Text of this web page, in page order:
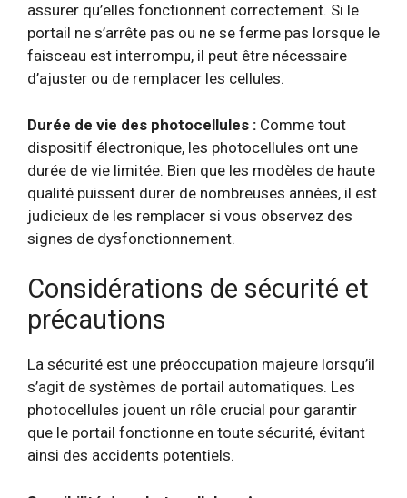
assurer qu’elles fonctionnent correctement. Si le
portail ne s’arrête pas ou ne se ferme pas lorsque le
faisceau est interrompu, il peut être nécessaire
d’ajuster ou de remplacer les cellules.
Durée de vie des photocellules : Comme tout
dispositif électronique, les photocellules ont une
durée de vie limitée. Bien que les modèles de haute
qualité puissent durer de nombreuses années, il est
judicieux de les remplacer si vous observez des
signes de dysfonctionnement.
Considérations de sécurité et
précautions
La sécurité est une préoccupation majeure lorsqu’il
s’agit de systèmes de portail automatiques. Les
photocellules jouent un rôle crucial pour garantir
que le portail fonctionne en toute sécurité, évitant
ainsi des accidents potentiels.